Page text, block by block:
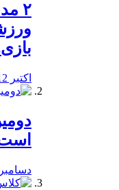
اکتبر 12, 2023
دسامبر 19, 2019